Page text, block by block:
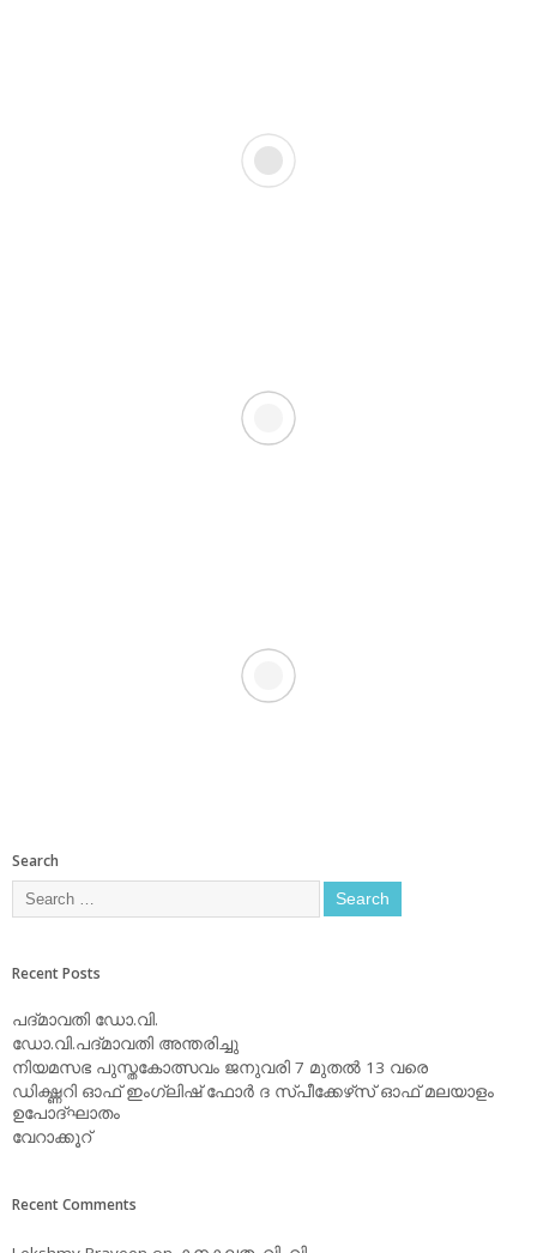
Search
Recent Posts
പദ്മാവതി ഡോ.വി.
ഡോ.വി.പദ്മാവതി അന്തരിച്ചു
നിയമസഭ പുസ്തകോത്സവം ജനുവരി 7 മുതല്‍ 13 വരെ
ഡിക്ഷ്ണറി ഓഫ് ഇംഗ്ലിഷ് ഫോര്‍ ദ സ്പീക്കേഴ്‌സ് ഓഫ് മലയാളം
ഉപോദ്ഘാതം
വേറാക്കൂറ്
Recent Comments